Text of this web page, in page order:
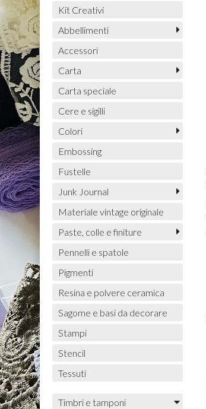
Kit Creativi
Abbellimenti
Accessori
Carta
Carta speciale
Cere e sigilli
Colori
Embossing
Fustelle
Junk Journal
Materiale vintage originale
Paste, colle e finiture
Pennelli e spatole
Pigmenti
Resina e polvere ceramica
Sagome e basi da decorare
Stampi
Stencil
Tessuti
Timbri e tamponi